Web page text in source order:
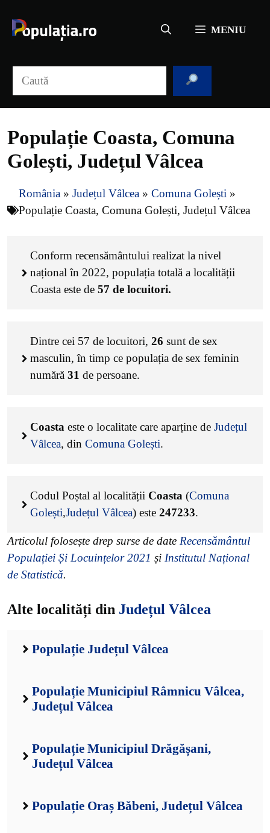
conținut
MENIU
Populație Coasta, Comuna
Golești, Județul Vâlcea
România » Județul Vâlcea » Comuna Golești »
Populație Coasta, Comuna Golești, Județul Vâlcea
Conform recensământului realizat la nivel
național în 2022, populația totală a localității
Coasta este de 57 de locuitori.
Dintre cei 57 de locuitori, 26 sunt de sex
masculin, în timp ce populația de sex feminin
numără 31 de persoane.
Coasta este o localitate care aparține de Județul
Vâlcea, din Comuna Golești.
Codul Poștal al localității Coasta (Comuna
Golești,Județul Vâlcea) este 247233.
Articolul folosește drep surse de date Recensământul
Populației Și Locuințelor 2021 și Institutul Național
de Statistică.
Alte localități din Județul Vâlcea
Populație Județul Vâlcea
Populație Municipiul Râmnicu Vâlcea,
Județul Vâlcea
Populație Municipiul Drăgășani,
Județul Vâlcea
Populație Oraș Băbeni, Județul Vâlcea